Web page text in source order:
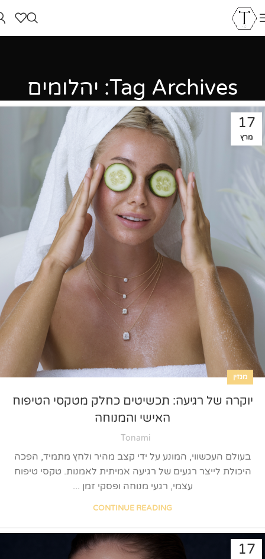
Tag Archives: יהלומים
17
מרץ
מגזין
יוקרה של רגיעה: תכשיטים כחלק מטקסי הטיפוח
האישי והמנוחה
Tonami
בעולם העכשווי, המונע על ידי קצב מהיר ולחץ מתמיד, הפכה
היכולת לייצר רגעים של רגיעה אמיתית לאמנות. טקסי טיפוח
עצמי, רגעי מנוחה ופסקי זמן ...
CONTINUE READING
17